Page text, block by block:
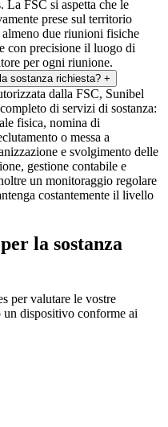
FSC si aspetta che le
prese sul territorio
due riunioni fisiche
con precisione il luogo di
per ogni riunione.
sostanza richiesta? +
dalla FSC, Sunibel
di servizi di sostanza:
fisica, nomina di
o messa a
e svolgimento delle
gestione contabile e
un monitoraggio regolare
costantemente il livello
la sostanza
per valutare le vostre
un dispositivo conforme ai